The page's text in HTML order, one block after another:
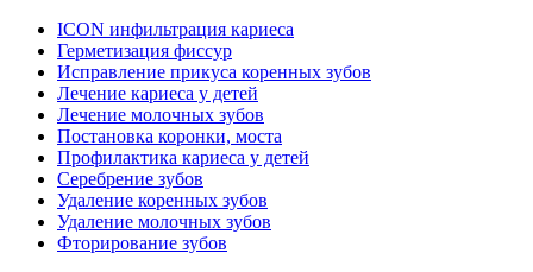
ICON инфильтрация кариеса
Герметизация фиссур
Исправление прикуса коренных зубов
Лечение кариеса у детей
Лечение молочных зубов
Постановка коронки, моста
Профилактика кариеса у детей
Серебрение зубов
Удаление коренных зубов
Удаление молочных зубов
Фторирование зубов